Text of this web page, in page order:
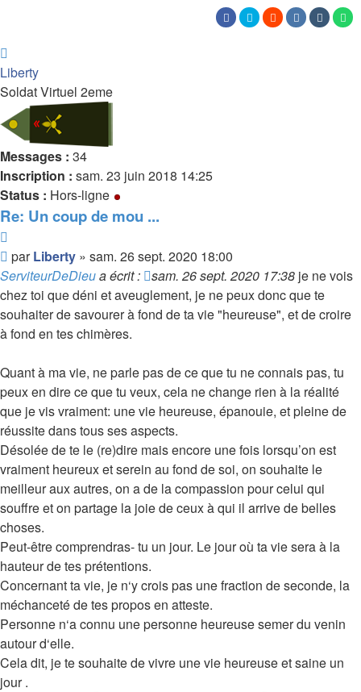
Liberty
Soldat Virtuel 2eme
Messages : 34
Inscription : sam. 23 juin 2018 14:25
Status : Hors-ligne
Re: Un coup de mou ...
Message
non
lu
parLiberty » sam. 26 sept. 2020 18:00
ServiteurDeDieua écrit : sam. 26 sept. 2020 17:38 je ne vois
chez toi que déni et aveuglement, je ne peux donc que te
souhaiter de savourer à fond de ta vie "heureuse", et de croire
à fond en tes chimères.
Quant à ma vie, ne parle pas de ce que tu ne connais pas, tu
peux en dire ce que tu veux, cela ne change rien à la réalité
que je vis vraiment: une vie heureuse, épanouie, et pleine de
réussite dans tous ses aspects.
Désolée de te le (re)dire mais encore une fois lorsqu’on est
vraiment heureux et serein au fond de soi, on souhaite le
meilleur aux autres, on a de la compassion pour celui qui
souffre et on partage la joie de ceux à qui il arrive de belles
choses.
Peut-être comprendras- tu un jour. Le jour où ta vie sera à la
hauteur de tes prétentions.
Concernant ta vie, je n‘y crois pas une fraction de seconde, la
méchanceté de tes propos en atteste.
Personne n‘a connu une personne heureuse semer du venin
autour d‘elle.
Cela dit, je te souhaite de vivre une vie heureuse et saine un
jour .